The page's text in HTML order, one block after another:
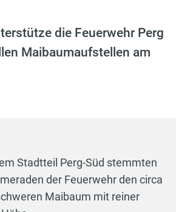
die Feuerwehr Perg
Maibaumaufstellen am
Stadtteil Perg-Süd stemmten
der Feuerwehr den circa
Maibaum mit reiner